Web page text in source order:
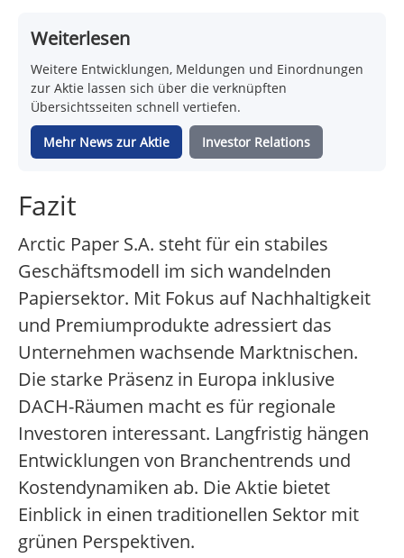
Weiterlesen
Weitere Entwicklungen, Meldungen und Einordnungen
zur Aktie lassen sich über die verknüpften
Übersichtsseiten schnell vertiefen.
Mehr News zur Aktie Investor Relations
Fazit
Arctic Paper S.A. steht für ein stabiles
Geschäftsmodell im sich wandelnden
Papiersektor. Mit Fokus auf Nachhaltigkeit
und Premiumprodukte adressiert das
Unternehmen wachsende Marktnischen.
Die starke Präsenz in Europa inklusive
DACH-Räumen macht es für regionale
Investoren interessant. Langfristig hängen
Entwicklungen von Branchentrends und
Kostendynamiken ab. Die Aktie bietet
Einblick in einen traditionellen Sektor mit
grünen Perspektiven.